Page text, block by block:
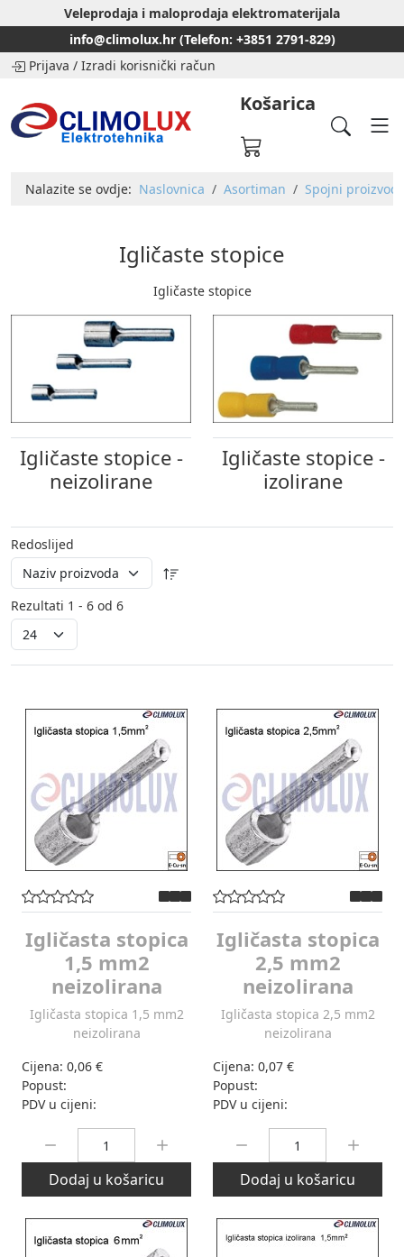
Veleprodaja i maloprodaja elektromaterijala
info@climolux.hr (Telefon: +3851 2791-829)
Prijava / Izradi korisnički račun
Košarica
Nalazite se ovdje: Naslovnica Asortiman Spojni proizvodi
Igličaste stopice
Igličaste stopice
Igličaste stopice -
neizolirane
Igličaste stopice -
izolirane
Redoslijed
Rezultati 1 - 6 od 6
Igličasta stopica
1,5 mm2
neizolirana
Igličasta stopica 1,5 mm2
neizolirana
Cijena: 0,06 €
Popust:
PDV u cijeni:
Dodaj u košaricu
Igličasta stopica
2,5 mm2
neizolirana
Igličasta stopica 2,5 mm2
neizolirana
Cijena: 0,07 €
Popust:
PDV u cijeni:
Dodaj u košaricu